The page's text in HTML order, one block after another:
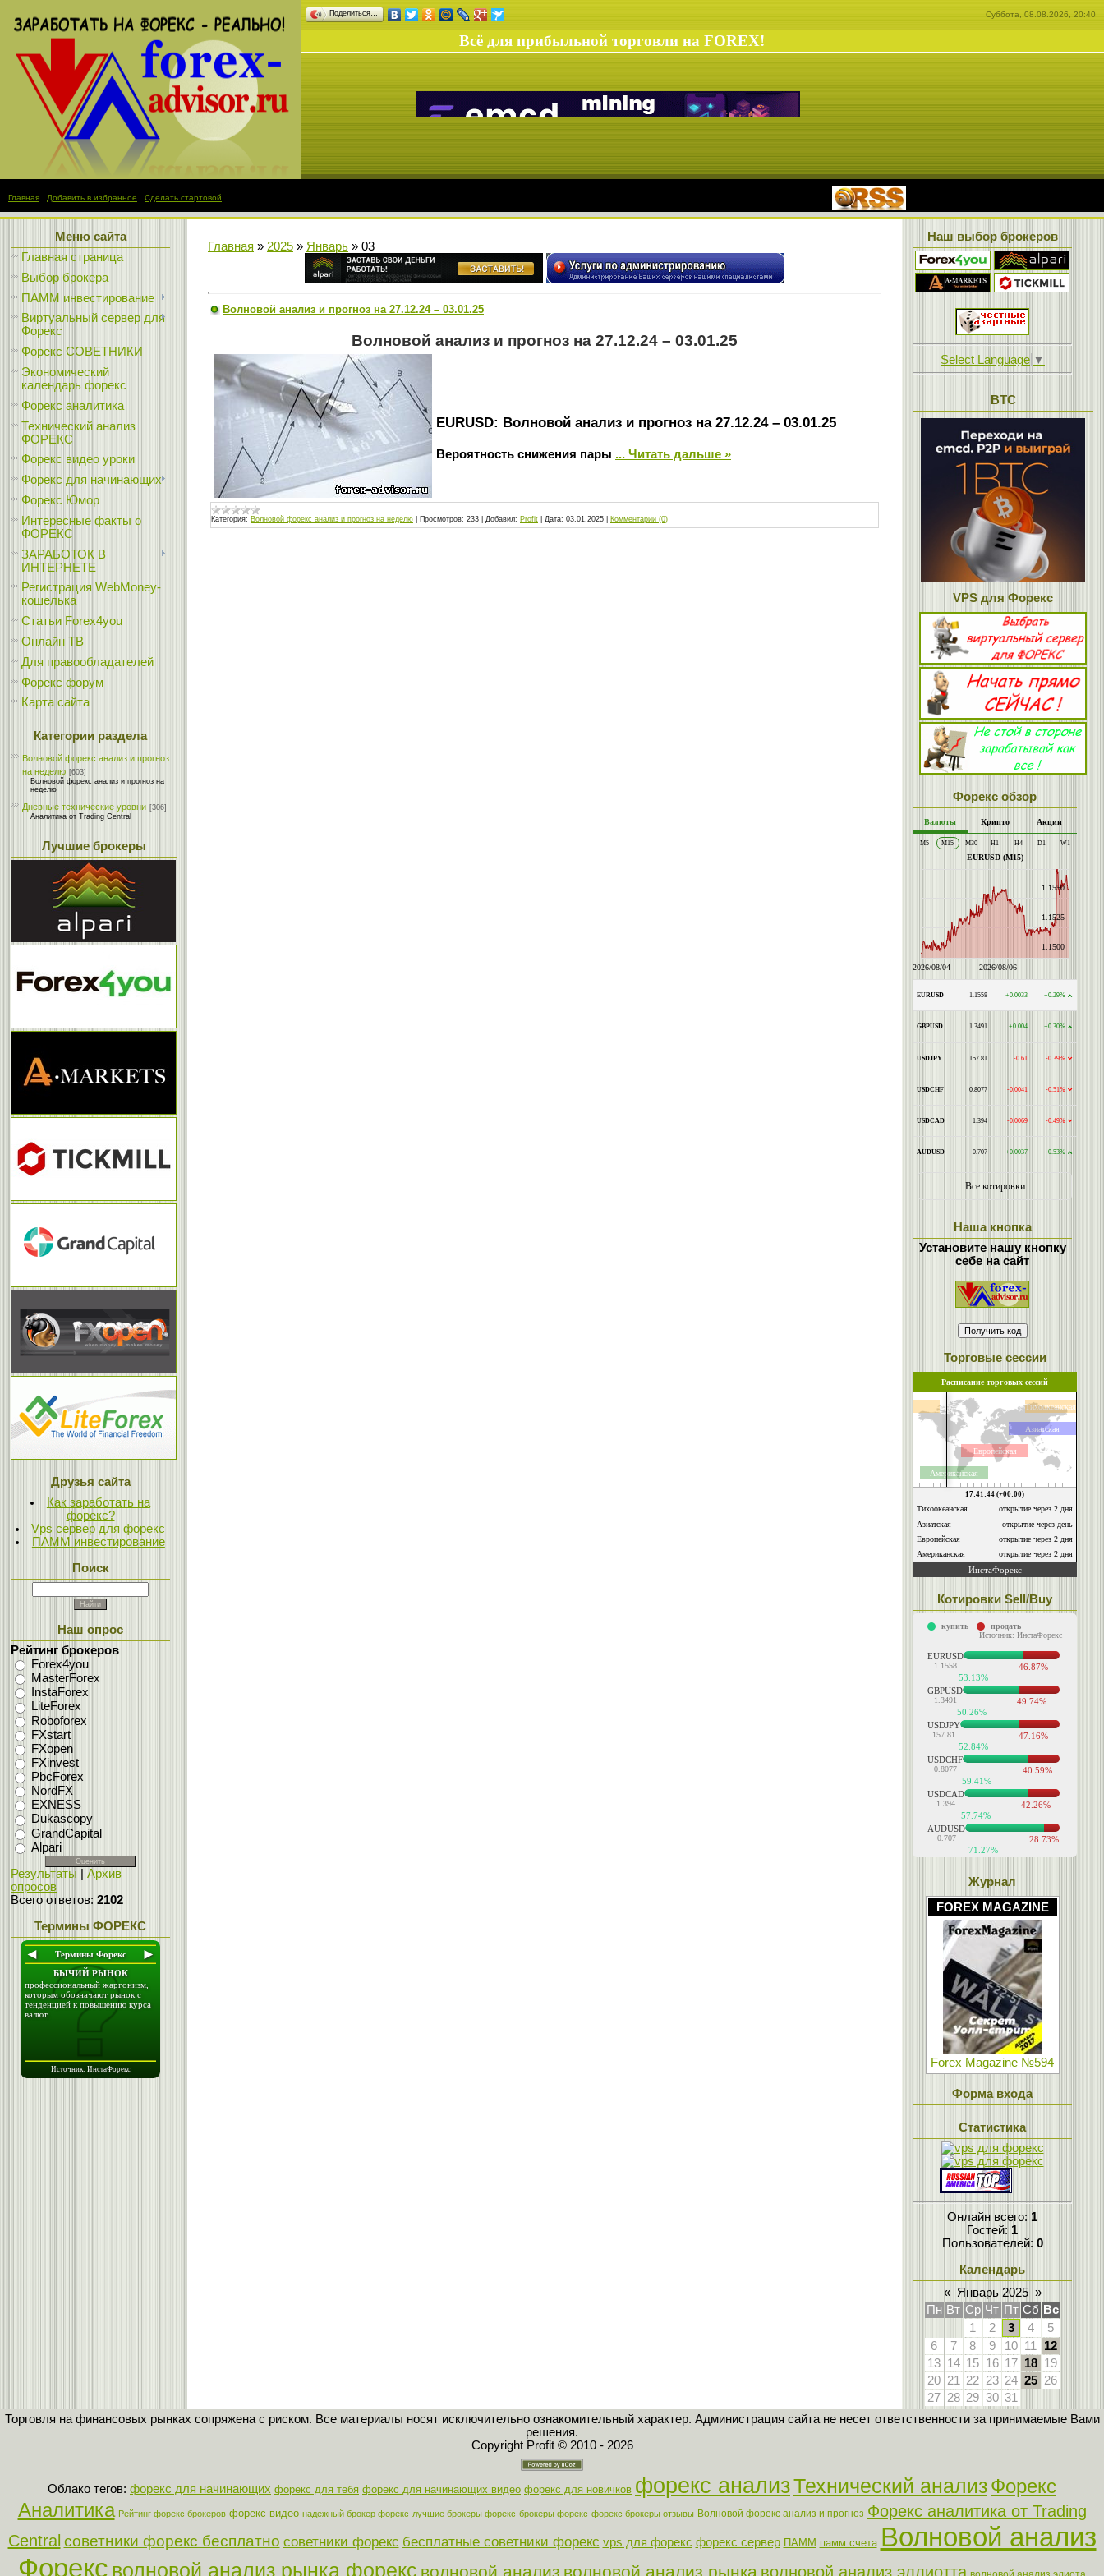
Поделиться… Суббота, 08.08.2026, 20:40
Всё для прибыльной торговли на FOREX!
Главная Добавить в избранное Сделать стартовой
Меню сайта
Главная страница
Выбор брокера
ПАММ инвестирование
Виртуальный сервер для
Форекс
Форекс СОВЕТНИКИ
Экономический
календарь форекс
Форекс аналитика
Технический анализ
ФОРЕКС
Форекс видео уроки
Форекс для начинающих
Форекс Юмор
Интересные факты о
ФОРЕКС
ЗАРАБОТОК В
ИНТЕРНЕТЕ
Регистрация WebMoney-
кошелька
Статьи Forex4you
Онлайн ТВ
Для правообладателей
Форекс форум
Карта сайта
Категории раздела
Волновой форекс анализ и прогноз
на неделю [603]
Волновой форекс анализ и прогноз на
неделю
Дневные технические уровни [306]
Аналитика от Trading Central
Лучшие брокеры
Друзья сайта
Как заработать на
форекс?
Vps сервер для форекс
ПАММ инвестирование
Поиск
Наш опрос
Рейтинг брокеров
Forex4you
MasterForex
InstaForex
LiteForex
Roboforex
FXstart
FXopen
FXinvest
PbcForex
NordFX
EXNESS
Dukascopy
GrandCapital
Alpari
Результаты
Архив
опросов
Всего ответов: 2102
Термины ФОРЕКС
Главная » 2025 » Январь » 03
Волновой анализ и прогноз на 27.12.24 – 03.01.25
Волновой анализ и прогноз на 27.12.24 – 03.01.25
EURUSD: Волновой анализ и прогноз на 27.12.24 – 03.01.25
Вероятность снижения пары ... Читать дальше »
Категория: Волновой форекс анализ и прогноз на неделю Просмотров: 233 Добавил: Profit Дата: 03.01.2025 Комментарии (0)
Наш выбор брокеров
Select Language ▼
BTC
VPS для Форекс
Форекс обзор
Наша кнопка
Установите нашу кнопку
себе на сайт
Торговые сессии
Котировки Sell/Buy
Журнал
FOREX MAGAZINE
Forex Magazine №594
Форма входа
Статистика
Онлайн всего: 1
Гостей: 1
Пользователей: 0
Календарь
« Январь 2025 »
Пн Вт Ср Чт Пт Сб Вс
1
2 3 4
5
6
7 8 9 10 11
12
13 14 15 16 17 18 19
20 21 22 23 24 25 26
27 28 29 30 31
Торговля на финансовых рынках сопряжена с риском. Все материалы носят исключительно ознакомительный характер. Администрация сайта не несет ответственности за принимаемые Вами
решения.
Copyright Profit © 2010 - 2026
Облако тегов: форекс для начинающих форекс для тебя форекс для начинающих видео форекс для новичков форекс анализТехнический анализФорекс
Аналитика Рейтинг форекс брокеров форекс видео надежный брокер форекс лучшие брокеры форекс брокеры форекс форекс брокеры отзывы Волновой форекс анализ и прогноз Форекс аналитика от Trading
Central советники форекс бесплатно советники форекс бесплатные советники форекс vps для форекс форекс сервер ПАММ памм счета Волновой анализ
Форекс волновой анализ рынка форекс волновой анализ волновой анализ рынка волновой анализ эллиотта